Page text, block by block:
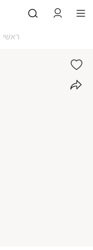
ראשי